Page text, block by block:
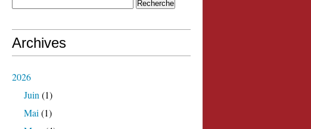
Archives
2026
Juin (1)
Mai (1)